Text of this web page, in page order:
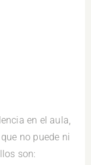
en el aula,
no puede ni
son: